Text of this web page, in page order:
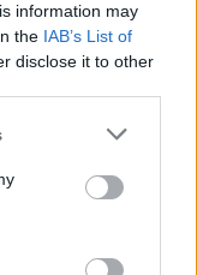
information may
the IAB’s List of
disclose it to other